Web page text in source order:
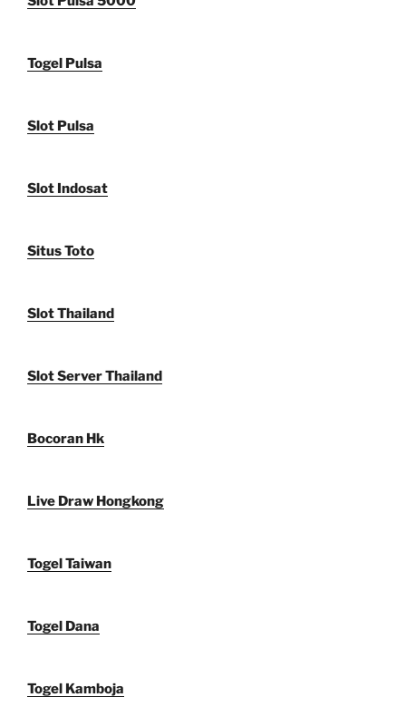
Togel Pulsa
Slot Pulsa
Slot Indosat
Situs Toto
Slot Thailand
Slot Server Thailand
Bocoran Hk
Live Draw Hongkong
Togel Taiwan
Togel Dana
Togel Kamboja